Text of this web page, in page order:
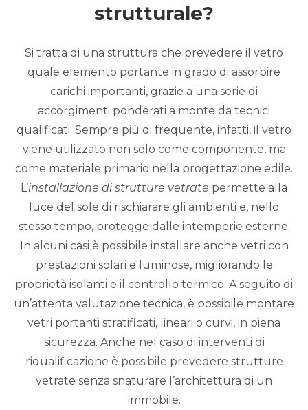
strutturale?
Si tratta di una struttura che prevedere il vetro
quale elemento portante in grado di assorbire
carichi importanti, grazie a una serie di
accorgimenti ponderati a monte da tecnici
qualificati. Sempre più di frequente, infatti, il vetro
viene utilizzato non solo come componente, ma
come materiale primario nella progettazione edile.
L’installazione di strutture vetrate permette alla
luce del sole di rischiarare gli ambienti e, nello
stesso tempo, protegge dalle intemperie esterne.
In alcuni casi è possibile installare anche vetri con
prestazioni solari e luminose, migliorando le
proprietà isolanti e il controllo termico. A seguito di
un’attenta valutazione tecnica, è possibile montare
vetri portanti stratificati, lineari o curvi, in piena
sicurezza. Anche nel caso di interventi di
riqualificazione è possibile prevedere strutture
vetrate senza snaturare l’architettura di un
immobile.